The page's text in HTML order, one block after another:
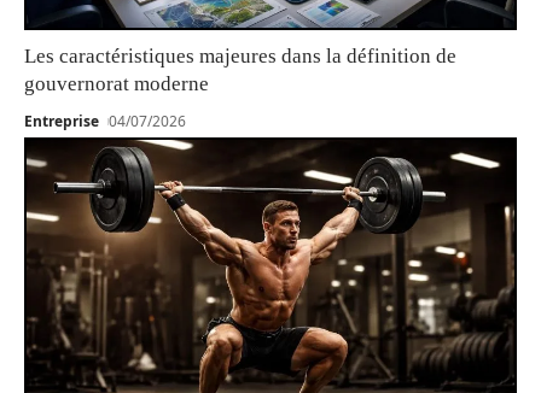
Les caractéristiques majeures dans la définition de
gouvernorat moderne
Entreprise 04/07/2026